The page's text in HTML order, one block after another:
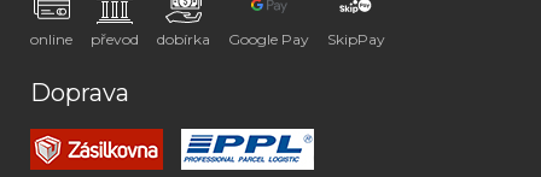
online převod dobírka Google Pay SkipPay
Doprava